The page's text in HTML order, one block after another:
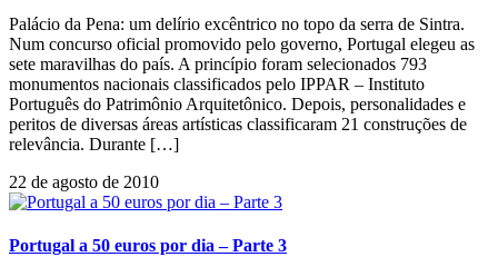
Palácio da Pena: um delírio excêntrico no topo da serra de Sintra.
Num concurso oficial promovido pelo governo, Portugal elegeu as
sete maravilhas do país. A princípio foram selecionados 793
monumentos nacionais classificados pelo IPPAR – Instituto
Português do Patrimônio Arquitetônico. Depois, personalidades e
peritos de diversas áreas artísticas classificaram 21 construções de
relevância. Durante […]
22 de agosto de 2010
Portugal a 50 euros por dia – Parte 3